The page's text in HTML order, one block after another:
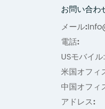
お問い合わ
メール:
電話:
USモバイ
米国オフ
中国オフ
アドレス: